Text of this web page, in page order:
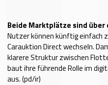
Beide Marktplätze sind über
Nutzer können künftig einfach
Carauktion Direct wechseln.
klarere Struktur zwischen
baut ihre führende Rolle im
aus. (pd/ir)